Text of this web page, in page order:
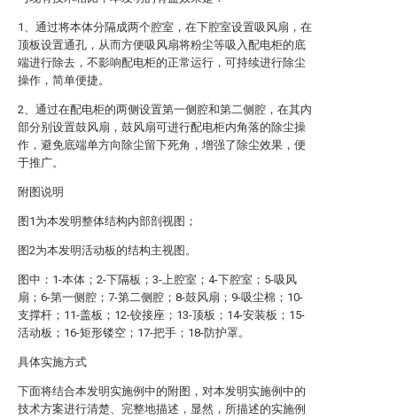
1、通过将本体分隔成两个腔室，在下腔室设置吸风扇，在
顶板设置通孔，从而方便吸风扇将粉尘等吸入配电柜的底
端进行除去，不影响配电柜的正常运行，可持续进行除尘
操作，简单便捷。
2、通过在配电柜的两侧设置第一侧腔和第二侧腔，在其内
部分别设置鼓风扇，鼓风扇可进行配电柜内角落的除尘操
作，避免底端单方向除尘留下死角，增强了除尘效果，便
于推广。
附图说明
图1为本发明整体结构内部剖视图；
图2为本发明活动板的结构主视图。
图中：1-本体；2-下隔板；3-上腔室；4-下腔室；5-吸风
扇；6-第一侧腔；7-第二侧腔；8-鼓风扇；9-吸尘棉；10-
支撑杆；11-盖板；12-铰接座；13-顶板；14-安装板；15-
活动板；16-矩形镂空；17-把手；18-防护罩。
具体实施方式
下面将结合本发明实施例中的附图，对本发明实施例中的
技术方案进行清楚、完整地描述，显然，所描述的实施例